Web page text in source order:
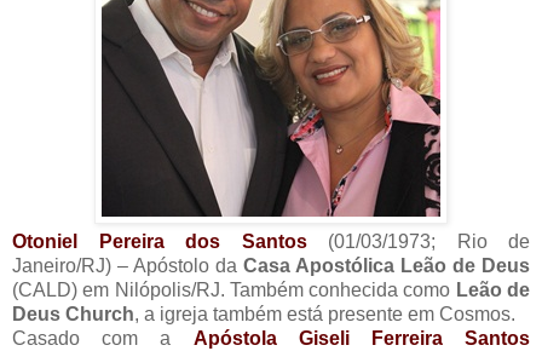
Otoniel Pereira dos Santos(01/03/1973; Rio de
Janeiro/RJ) – Apóstolo da Casa Apostólica Leão de Deus
(CALD) em Nilópolis/RJ. Também conhecida como Leão de
Deus Church, a igreja também está presente em Cosmos.
Casado com a Apóstola Giseli Ferreira Santos